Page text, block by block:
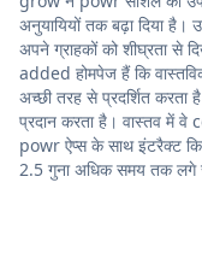
अनुयायियों तक बढ़ा दिया
अपने ग्राहकों को शीघ्रता से
added होमपेज हैं कि
अच्छी तरह से प्रदर्शित
प्रदान करता है। वास्तव में वे
powr ऐप्स के साथ इंटरैक्ट
2.5 गुना अधिक समय तक लगे